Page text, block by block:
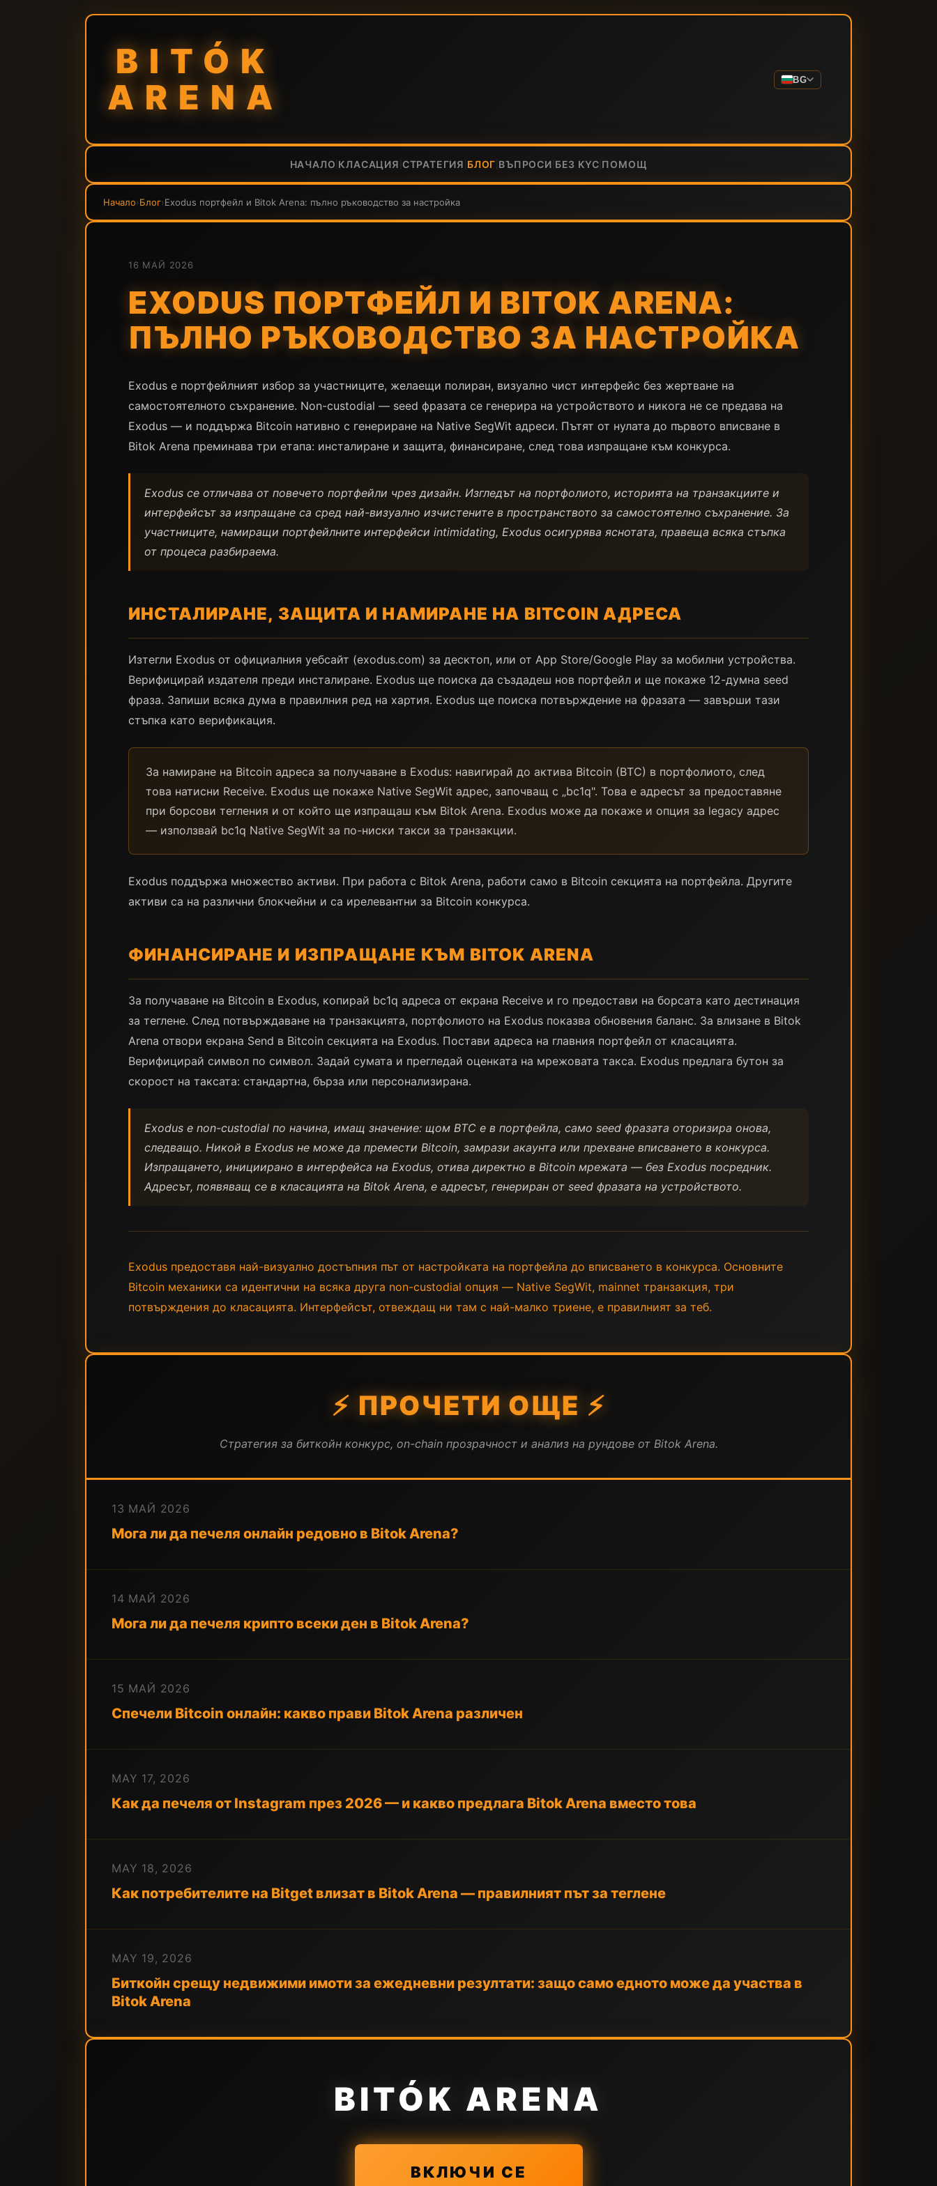
BITÓK
ARENA
BG
НАЧАЛО КЛАСАЦИЯ СТРАТЕГИЯ БЛОГ ВЪПРОСИ БЕЗ KYC ПОМОЩ
Начало›Блог›Exodus портфейл и Bitok Arena: пълно ръководство за настройка
16 МАЙ 2026
EXODUS ПОРТФЕЙЛ И BITOK ARENA:
ПЪЛНО РЪКОВОДСТВО ЗА НАСТРОЙКА
Exodus е портфейлният избор за участниците, желаещи полиран, визуално чист интерфейс без жертване на
самостоятелното съхранение. Non-custodial — seed фразата се генерира на устройството и никога не се предава на
Exodus — и поддържа Bitcoin нативно с генериране на Native SegWit адреси. Пътят от нулата до първото вписване в
Bitok Arena преминава три етапа: инсталиране и защита, финансиране, след това изпращане към конкурса.
Exodus се отличава от повечето портфейли чрез дизайн. Изгледът на портфолиото, историята на транзакциите и
интерфейсът за изпращане са сред най-визуално изчистените в пространството за самостоятелно съхранение. За
участниците, намиращи портфейлните интерфейси intimidating, Exodus осигурява яснотата, правеща всяка стъпка
от процеса разбираема.
ИНСТАЛИРАНЕ, ЗАЩИТА И НАМИРАНЕ НА BITCOIN АДРЕСА
Изтегли Exodus от официалния уебсайт (exodus.com) за десктоп, или от App Store/Google Play за мобилни устройства.
Верифицирай издателя преди инсталиране. Exodus ще поиска да създадеш нов портфейл и ще покаже 12-думна seed
фраза. Запиши всяка дума в правилния ред на хартия. Exodus ще поиска потвърждение на фразата — завърши тази
стъпка като верификация.
За намиране на Bitcoin адреса за получаване в Exodus: навигирай до актива Bitcoin (BTC) в портфолиото, след
това натисни Receive. Exodus ще покаже Native SegWit адрес, започващ с „bc1q". Това е адресът за предоставяне
при борсови тегления и от който ще изпращаш към Bitok Arena. Exodus може да покаже и опция за legacy адрес
— използвай bc1q Native SegWit за по-ниски такси за транзакции.
Exodus поддържа множество активи. При работа с Bitok Arena, работи само в Bitcoin секцията на портфейла. Другите
активи са на различни блокчейни и са ирелевантни за Bitcoin конкурса.
ФИНАНСИРАНЕ И ИЗПРАЩАНЕ КЪМ BITOK ARENA
За получаване на Bitcoin в Exodus, копирай bc1q адреса от екрана Receive и го предостави на борсата като дестинация
за теглене. След потвърждаване на транзакцията, портфолиото на Exodus показва обновения баланс. За влизане в Bitok
Arena отвори екрана Send в Bitcoin секцията на Exodus. Постави адреса на главния портфейл от класацията.
Верифицирай символ по символ. Задай сумата и прегледай оценката на мрежовата такса. Exodus предлага бутон за
скорост на таксата: стандартна, бърза или персонализирана.
Exodus е non-custodial по начина, имащ значение: щом BTC е в портфейла, само seed фразата оторизира онова,
следващо. Никой в Exodus не може да премести Bitcoin, замрази акаунта или прехване вписването в конкурса.
Изпращането, инициирано в интерфейса на Exodus, отива директно в Bitcoin мрежата — без Exodus посредник.
Адресът, появяващ се в класацията на Bitok Arena, е адресът, генериран от seed фразата на устройството.
Exodus предоставя най-визуално достъпния път от настройката на портфейла до вписването в конкурса. Основните
Bitcoin механики са идентични на всяка друга non-custodial опция — Native SegWit, mainnet транзакция, три
потвърждения до класацията. Интерфейсът, отвеждащ ни там с най-малко триене, е правилният за теб.
⚡ ПРОЧЕТИ ОЩЕ ⚡
Стратегия за биткойн конкурс, on-chain прозрачност и анализ на рундове от Bitok Arena.
13 МАЙ 2026
Мога ли да печеля онлайн редовно в Bitok Arena?
14 МАЙ 2026
Мога ли да печеля крипто всеки ден в Bitok Arena?
15 МАЙ 2026
Спечели Bitcoin онлайн: какво прави Bitok Arena различен
MAY 17, 2026
Как да печеля от Instagram през 2026 — и какво предлага Bitok Arena вместо това
MAY 18, 2026
Как потребителите на Bitget влизат в Bitok Arena — правилният път за теглене
MAY 19, 2026
Биткойн срещу недвижими имоти за ежедневни резултати: защо само едното може да участва в
Bitok Arena
BITÓK ARENA
ВКЛЮЧИ СЕ